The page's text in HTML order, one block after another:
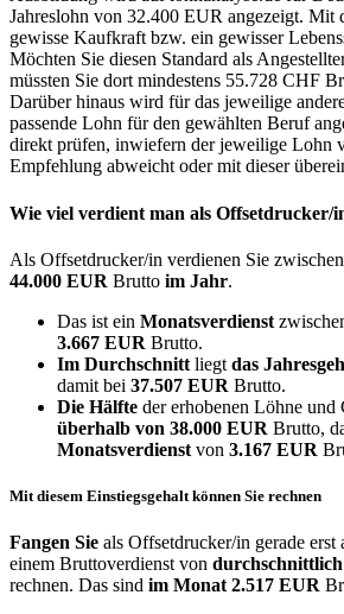
Jahreslohn von 32.400 EUR angezeigt. Mit
gewisse Kaufkraft bzw. ein gewisser
Möchten Sie diesen Standard als
müssten Sie dort mindestens 55.728 CHF
Darüber hinaus wird für das jeweilige
passende Lohn für den gewählten Beruf
direkt prüfen, inwiefern der jeweilige Lohn
Empfehlung abweicht oder mit dieser
Wie viel verdient man als Offsetdrucker/
Als Offsetdrucker/in verdienen Sie zwischen
44.000 EUR Brutto im Jahr.
Das ist ein Monatsverdienst
3.667 EUR Brutto.
Im Durchschnitt liegt das
damit bei 37.507 EUR Brutto.
Die Hälfte der erhobenen Löhne und
überhalb von 38.000 EUR Brutto,
Monatsverdienst von 3.167 EUR
Mit diesem Einstiegsgehalt können Sie rechnen
Fangen Sie als Offsetdrucker/in gerade erst
einem Bruttoverdienst von durchschnittlich
rechnen. Das sind im Monat 2.517 EUR